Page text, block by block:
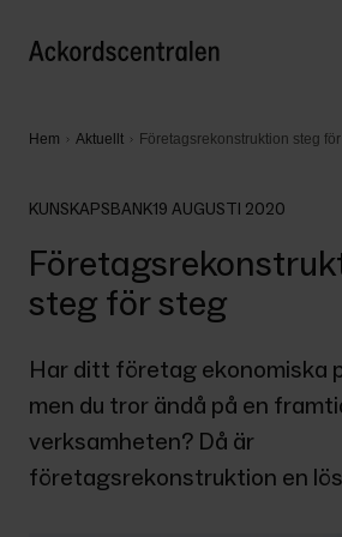
Hem Aktuellt Företagsrekonstruktion steg
KUNSKAPSBANK19 AUGUSTI 2020
steg för steg
Har ditt företag ekonomiska
men du tror ändå på en
verksamheten? Då är
företagsrekonstruktion en